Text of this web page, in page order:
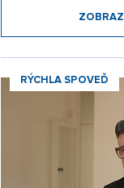
RÝCHLA SPOVEĎ